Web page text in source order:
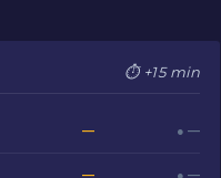
⏱ +15 min
— ● —
— ● —